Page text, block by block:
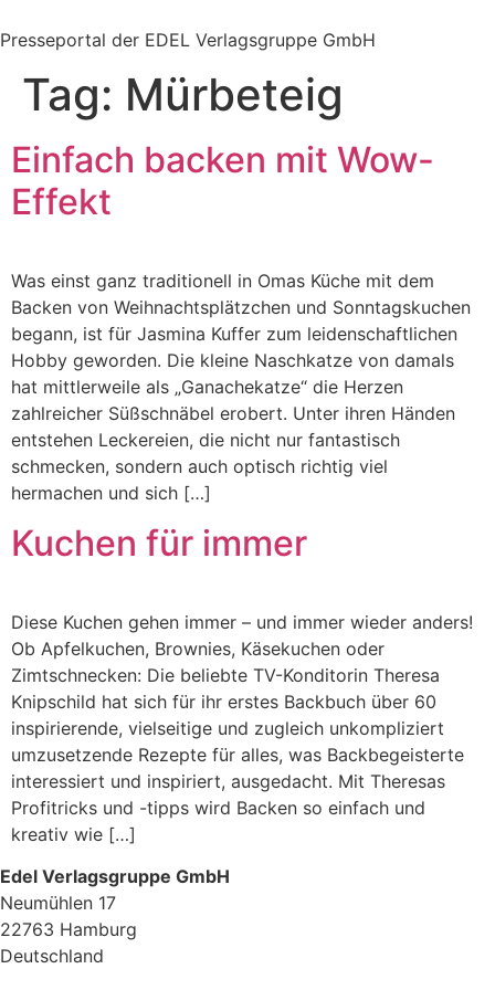
Inhalt
Presseportal der EDEL Verlagsgruppe GmbH
Tag: Mürbeteig
Einfach backen mit Wow-
Effekt
Was einst ganz traditionell in Omas Küche mit dem
Backen von Weihnachtsplätzchen und Sonntagskuchen
begann, ist für Jasmina Kuffer zum leidenschaftlichen
Hobby geworden. Die kleine Naschkatze von damals
hat mittlerweile als „Ganachekatze“ die Herzen
zahlreicher Süßschnäbel erobert. Unter ihren Händen
entstehen Leckereien, die nicht nur fantastisch
schmecken, sondern auch optisch richtig viel
hermachen und sich […]
Kuchen für immer
Diese Kuchen gehen immer – und immer wieder anders!
Ob Apfelkuchen, Brownies, Käsekuchen oder
Zimtschnecken: Die beliebte TV-Konditorin Theresa
Knipschild hat sich für ihr erstes Backbuch über 60
inspirierende, vielseitige und zugleich unkompliziert
umzusetzende Rezepte für alles, was Backbegeisterte
interessiert und inspiriert, ausgedacht. Mit Theresas
Profitricks und -tipps wird Backen so einfach und
kreativ wie […]
Edel Verlagsgruppe GmbH
Neumühlen 17
22763 Hamburg
Deutschland